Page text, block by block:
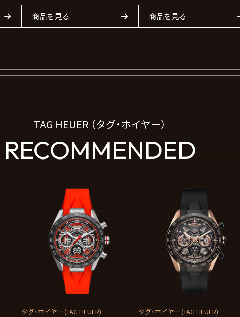
商品を見る 商品を見る
TAG HEUER （タグ・ホイヤー）
RECOMMENDED
タグ・ホイヤー(TAG HEUER) タグ・ホイヤー(TAG HEUER)